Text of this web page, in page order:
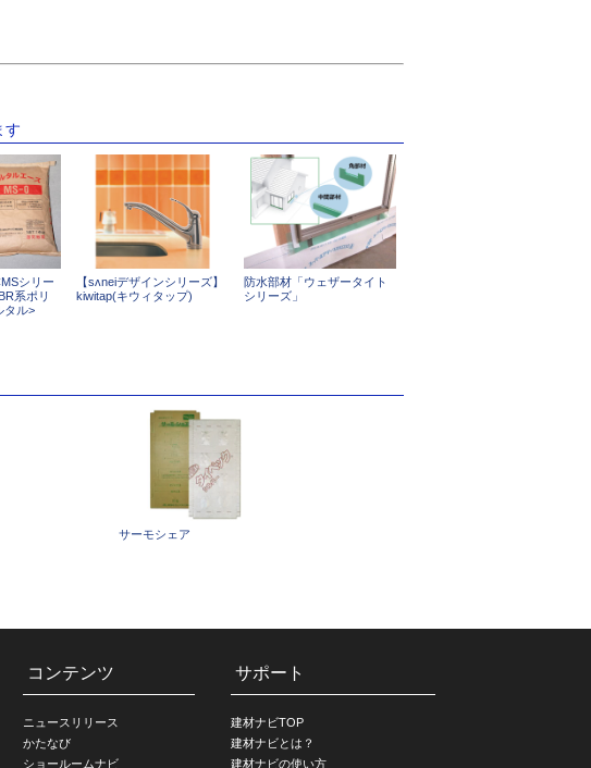
す
シリー
系ポリ
タル>
【sʌneiデザインシリーズ】
kiwitap(キウィタップ)
防水部材「ウェザータイト
シリーズ」
サーモシェア
コンテンツ
ニュースリリース
かたなび
ショールームナビ
サポート
建材ナビTOP
建材ナビとは？
建材ナビの使い方